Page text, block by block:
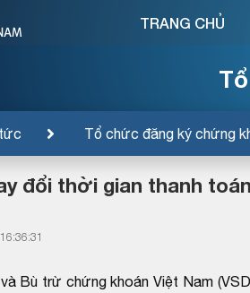
Tổ chức đăng ký chứng
TRANG CHỦ
đổi thời gian thanh
Bù trừ chứng khoán Việt Nam